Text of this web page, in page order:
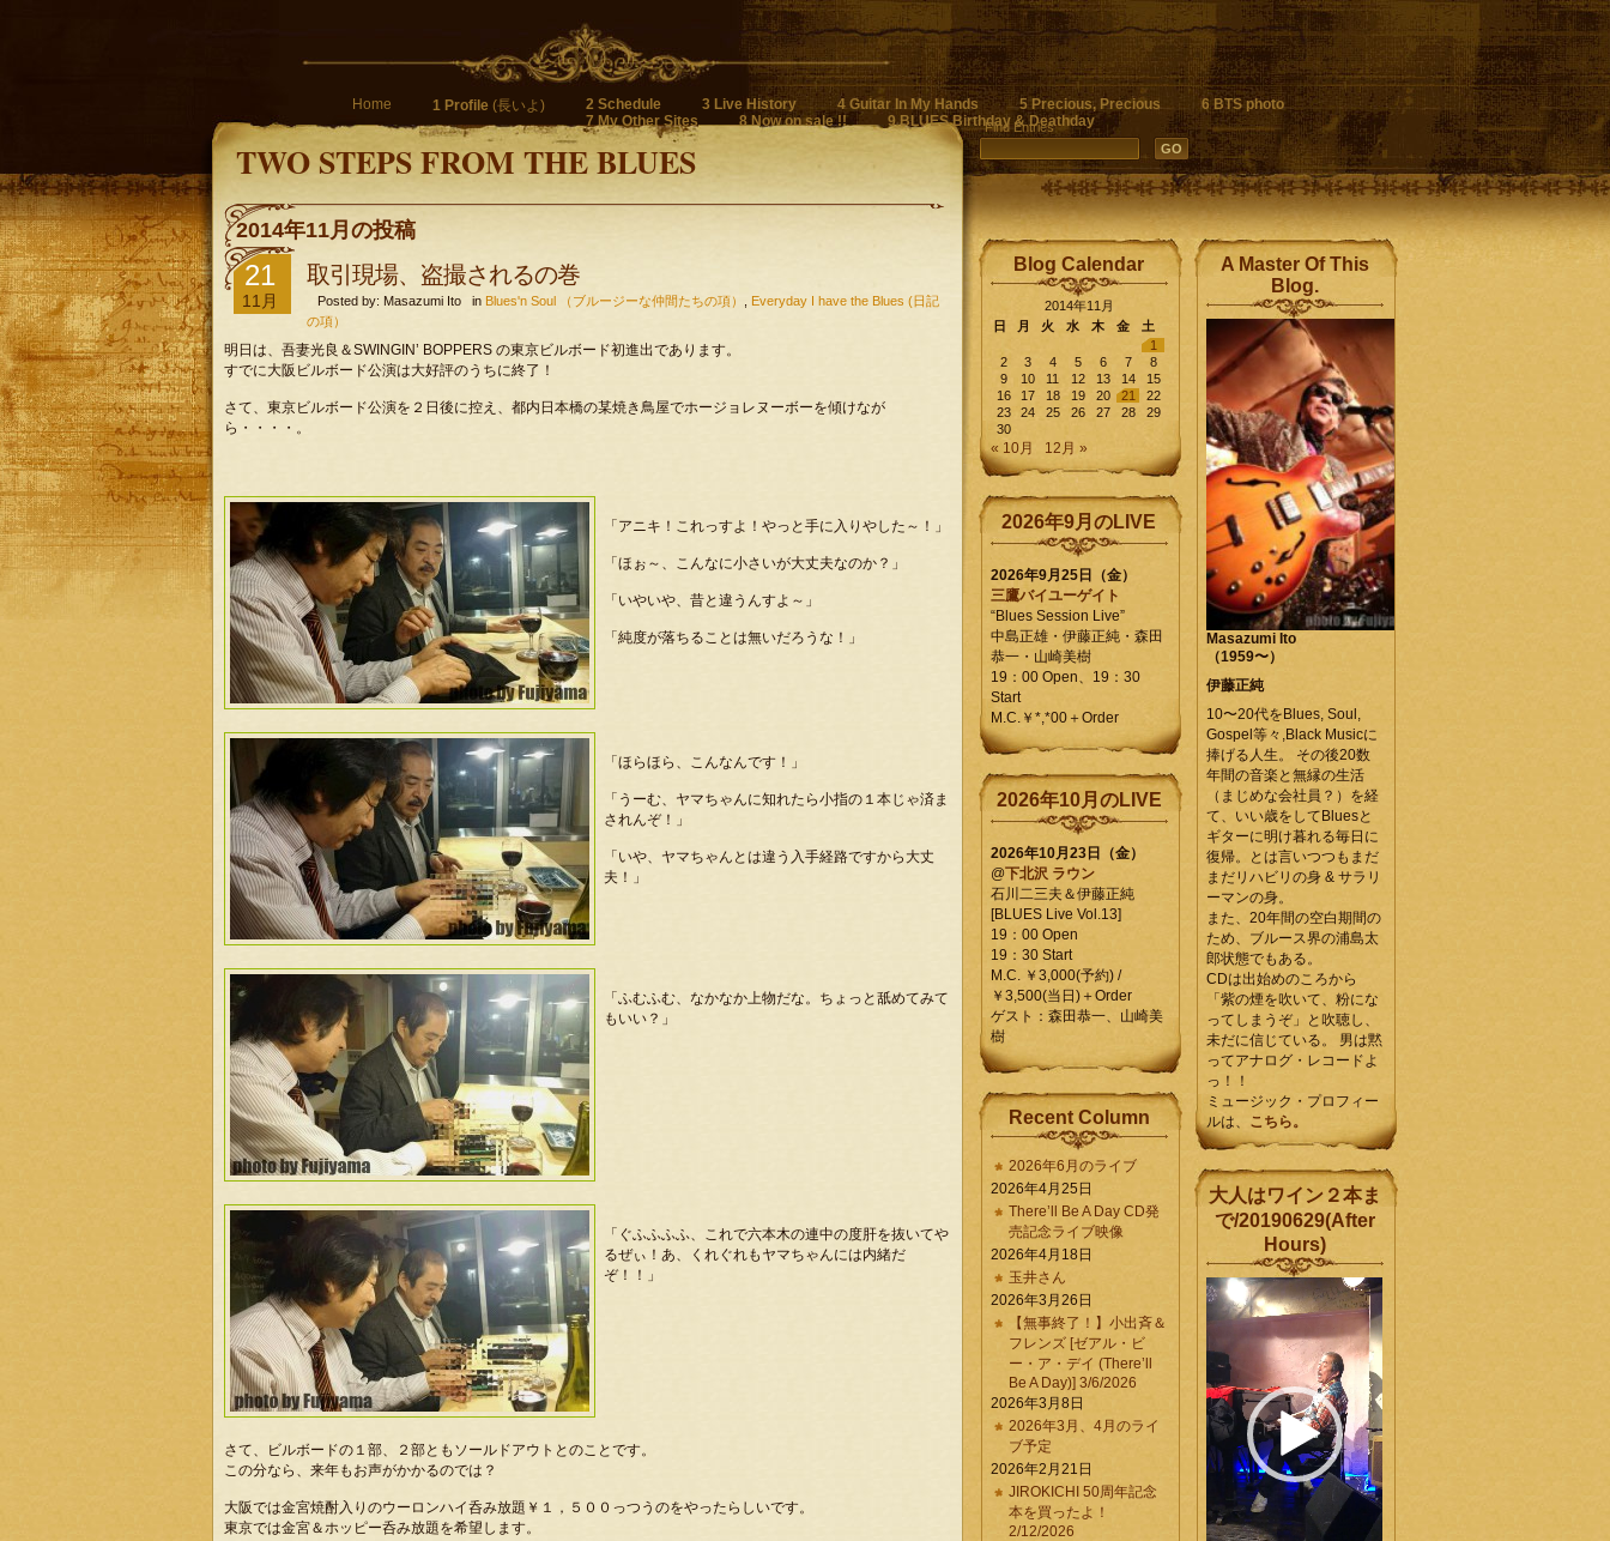
Home 1 Profile (長いよ) 2 Schedule 3 Live History 4 Guitar In My Hands 5 Precious, Precious
6 BTS photo
7 My Other Sites
8 Now on sale !! 9 BLUES Birthday & Deathday
TWO STEPS FROM THE BLUES
Find Entries
2014年11月の投稿
21
11月
取引現場、盗撮されるの巻
Posted by: Masazumi Ito in Blues'n Soul （ブルージーな仲間たちの項）
Everyday I have the Blues (日記
の項）
明日は、吾妻光良＆SWINGIN’ BOPPERS の東京ビルボード初進出であります。
すでに大阪ビルボード公演は大好評のうちに終了！
さて、東京ビルボード公演を２日後に控え、都内日本橋の某焼き鳥屋でホージョレヌーボーを傾けなが
ら・・・・。
「アニキ！これっすよ！やっと手に入りやした～！」
「ほぉ～、こんなに小さいが大丈夫なのか？」
「いやいや、昔と違うんすよ～」
「純度が落ちることは無いだろうな！」
「ほらほら、こんなんです！」
「うーむ、ヤマちゃんに知れたら小指の１本じゃ済ま
されんぞ！」
「いや、ヤマちゃんとは違う入手経路ですから大丈
夫！」
「ふむふむ、なかなか上物だな。ちょっと舐めてみて
もいい？」
「ぐふふふふ、これで六本木の連中の度肝を抜いてや
るぜぃ！あ、くれぐれもヤマちゃんには内緒だ
ぞ！！」
さて、ビルボードの１部、２部ともソールドアウトとのことです。
この分なら、来年もお声がかかるのでは？
大阪では金宮焼酎入りのウーロンハイ呑み放題￥１，５００っつうのをやったらしいです。
東京では金宮＆ホッピー呑み放題を希望します。
Blog Calendar
2014年11月
日
月 火 水 木 金
土
1
2
3 4 5 6 7
8
9
10 11 12 13 14
15
16
17 18 19 20 21
22
23
24 25 26 27 28
29
30
« 10月 12月 »
2026年9月のLIVE
2026年9月25日（金）
三鷹バイユーゲイト
“Blues Session Live”
中島正雄・伊藤正純・森田
恭一・山崎美樹
19：00 Open、19：30
Start
M.C.￥*,*00＋Order
2026年10月のLIVE
2026年10月23日（金）
@下北沢 ラウン
石川二三夫＆伊藤正純
[BLUES Live Vol.13]
19：00 Open
19：30 Start
M.C. ￥3,000(予約) /
￥3,500(当日)＋Order
ゲスト：森田恭一、山崎美
樹
Recent Column
2026年6月のライブ
2026年4月25日
There’ll Be A Day CD発
売記念ライブ映像
2026年4月18日
玉井さん
2026年3月26日
【無事終了！】小出斉＆
フレンズ [ゼアル・ビ
ー・ア・デイ (There’ll
Be A Day)] 3/6/2026
2026年3月8日
2026年3月、4月のライ
ブ予定
2026年2月21日
JIROKICHI 50周年記念
本を買ったよ！
2/12/2026
A Master Of This
Blog.
Masazumi Ito
（1959〜）
伊藤正純
10〜20代をBlues, Soul,
Gospel等々,Black Musicに
捧げる人生。 その後20数
年間の音楽と無縁の生活
（まじめな会社員？）を経
て、いい歳をしてBluesと
ギターに明け暮れる毎日に
復帰。とは言いつつもまだ
まだリハビリの身 & サラリ
ーマンの身。
また、20年間の空白期間の
ため、ブルース界の浦島太
郎状態でもある。
CDは出始めのころから
「紫の煙を吹いて、粉にな
ってしまうぞ」と吹聴し、
未だに信じている。 男は黙
ってアナログ・レコードよ
っ！！
ミュージック・プロフィー
ルは、 こちら。
大人はワイン２本ま
で/20190629(After
Hours)
動
画
レ
ー
ヤ
ー